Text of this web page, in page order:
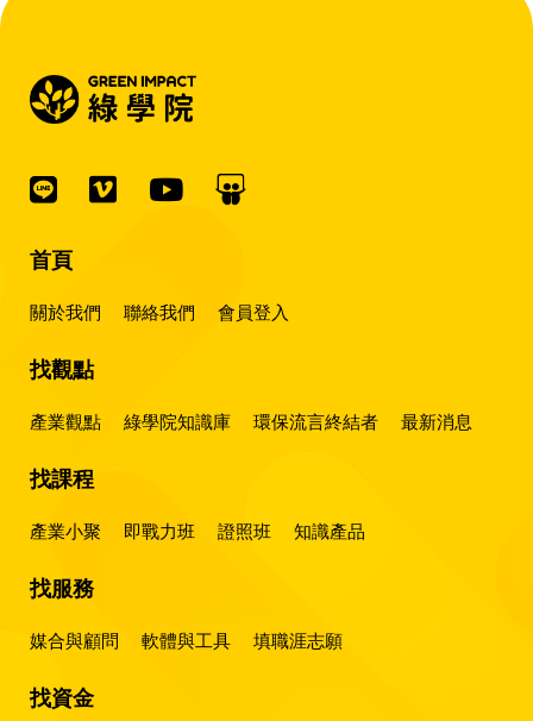
首頁
關於我們 聯絡我們 會員登入
找觀點
產業觀點 綠學院知識庫 環保流言終結者 最新消息
找課程
產業小聚 即戰力班 證照班 知識產品
找服務
媒合與顧問 軟體與工具 填職涯志願
找資金